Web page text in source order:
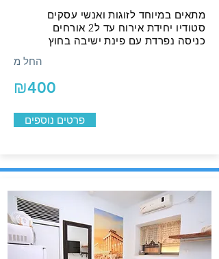
מתאים במיוחד לזוגות ואנשי עסקים
סטודיו יחידת אירוח עד ל2 אורחים
כניסה נפרדת עם פינת ישיבה בחוץ
החל מ
₪400
פרטים נוספים